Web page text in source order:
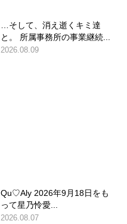
…そして、消え逝くキミ達
と。 所属事務所の事業継続...
2026.08.09
Qu♡Aly 2026年9月18日をも
って星乃怜愛...
2026.08.07